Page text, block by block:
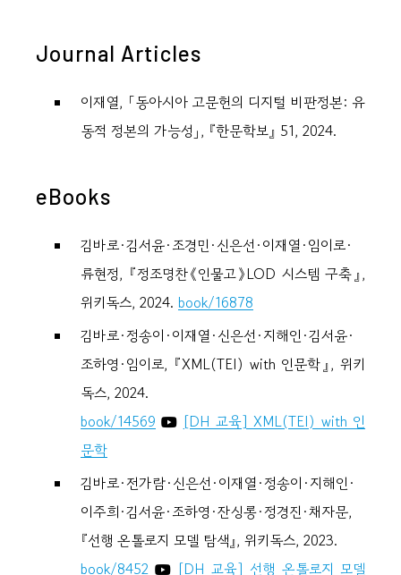
Journal Articles
이재열, 「동아시아 고문헌의 디지털 비판정본: 유
동적 정본의 가능성」, 『한문학보』 51, 2024.
eBooks
김바로·김서윤·조경민·신은선·이재열·임이로·
류현정, 『정조명찬《인물고》LOD 시스템 구축』,
위키독스, 2024. book/16878
김바로·정송이·이재열·신은선·지해인·김서윤·
조하영·임이로, 『XML(TEI) with 인문학』, 위키
독스, 2024.
book/14569
[DH 교육] XML(TEI) with 인
문학
김바로·전가람·신은선·이재열·정송이·지해인·
이주희·김서윤·조하영·잔싱롱·정경진·채자문,
『선행 온톨로지 모델 탐색』, 위키독스, 2023.
book/8452
[DH 교육] 선행 온톨로지 모델